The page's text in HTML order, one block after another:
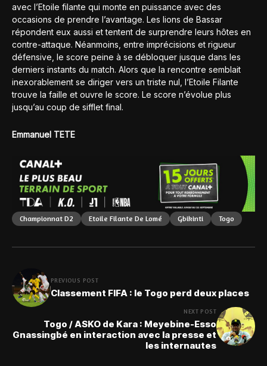
avec l’Etoile filante qui monte en puissance avec des
occasions de prendre l’avantage. Les lions de Bassar
répondent eux aussi et tentent de surprendre leurs hôtes en
contre-attaque. Néanmoins, entre imprécisions et rigueur
défensive, le score peine à se débloquer jusque dans les
derniers instants du match. Alors que la rencontre semblait
inexorablement se diriger vers un triste nul, l’Etoile Filante
trouve la faille et ouvre le score. Le score n’évolue plus
jusqu’au coup de sifflet final.
Emmanuel TETE
Championnat D2 Etoile Filante De Lomé Gbikinti Togo
PREVIOUS POST
Classement FIFA : le Togo perd deux places
NEXT POST
Togo / ASKO de Kara : Meyebine-Esso
Gnassingbé en interaction avec la presse et
les internautes